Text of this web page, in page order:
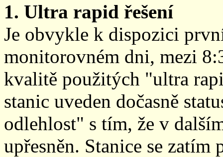
1. Ultra rapid řešení
Je obvykle k dispozici
monitorovném dni, mezi
kvalitě použitých "ultra
stanic uveden dočasně
odlehlost" s tím, že v
upřesněn. Stanice se zatím